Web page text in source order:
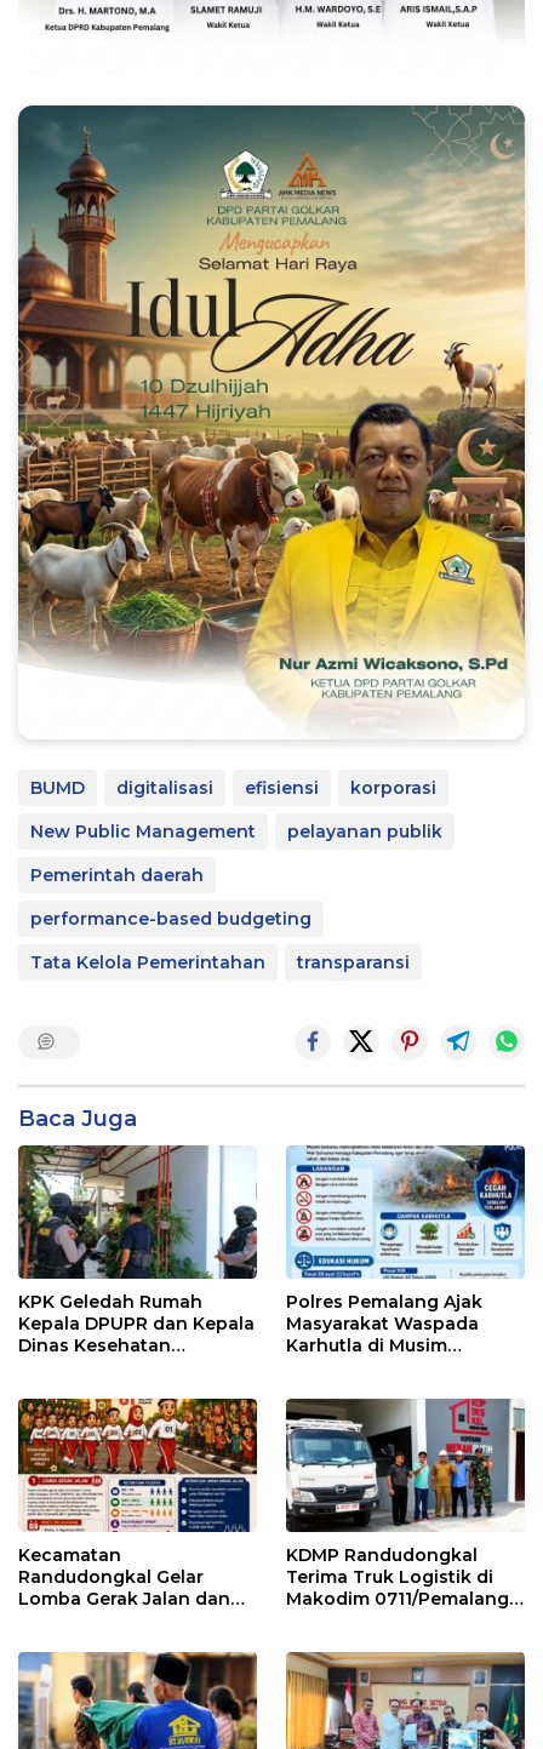
BUMD digitalisasi efisiensi
korporasi
New Public Management
pelayanan publik
Pemerintah daerah
performance-based budgeting
Tata Kelola Pemerintahan
transparansi
Baca Juga
KPK Geledah Rumah
Kepala DPUPR dan Kepala
Dinas Kesehatan
Polres Pemalang Ajak
Masyarakat Waspada
Karhutla di Musim
Kecamatan
Randudongkal Gelar
Lomba Gerak Jalan dan
KDMP Randudongkal
Terima Truk Logistik di
Makodim 0711/Pemalang